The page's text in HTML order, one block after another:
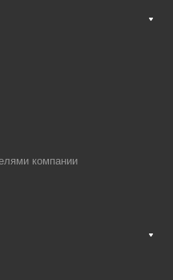
компании